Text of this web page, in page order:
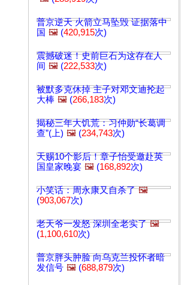
普京逆天 火箭立马坠毁 证据落中
国 🖼️ (420,915次)
震撼破迷！史前巨石为这存在人
间 🖼️ (222,533次)
被默多克休掉 主子对邓文迪抡起
大棒 🖼️ (266,183次)
揭秘三年大饥荒：习仲勋“长葛调
查”(上) 🖼️ (234,743次)
天赐10个影后！章子怡受邀赴英
国皇家晚宴 🖼️ (168,892次)
小笑话：周永康又自杀了 🖼️
(903,067次)
老天爷一发怒 深圳全老实了 🖼️
(1,100,610次)
普京胖头肿脸 向乌克兰投怀者暗
发信号 🖼️ (688,879次)